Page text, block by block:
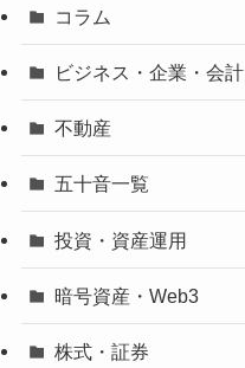
コラム
ビジネス・企業・会計
不動産
五十音一覧
投資・資産運用
暗号資産・Web3
株式・証券